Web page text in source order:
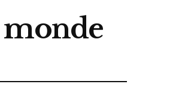
monde